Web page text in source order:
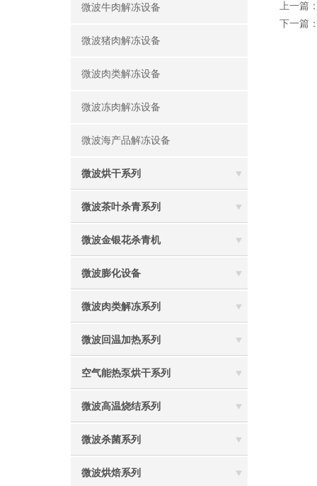
微波牛肉解冻设备
微波猪肉解冻设备
微波肉类解冻设备
微波冻肉解冻设备
微波海产品解冻设备
微波烘干系列
微波茶叶杀青系列
微波金银花杀青机
微波膨化设备
微波肉类解冻系列
微波回温加热系列
空气能热泵烘干系列
微波高温烧结系列
微波杀菌系列
微波烘焙系列
上一篇
下一篇